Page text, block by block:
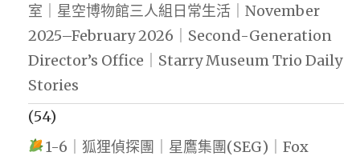
室｜星空博物館三人組日常生活｜November
2025–February 2026｜Second-Generation
Director’s Office｜Starry Museum Trio Daily
Stories
(54)
1-6｜狐狸偵探團｜星鷹集團(SEG)｜Fox